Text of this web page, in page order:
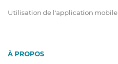
Utilisation de l'application mobile
À PROPOS